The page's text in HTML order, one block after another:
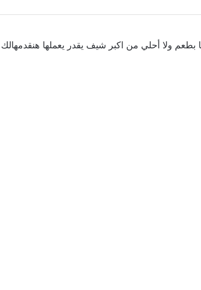
بطعم ولا أحلي من اكبر شيف يقدر يعملها هنقدمهالك